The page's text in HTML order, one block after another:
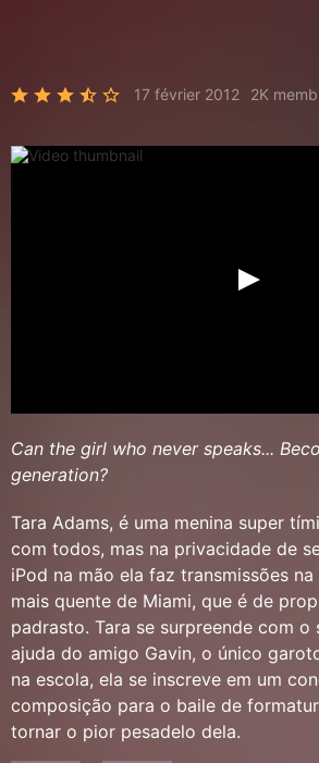
17 février 2012 2K
Can the girl who never speaks...
generation?
Tara Adams, é uma menina super
com todos, mas na privacidade de
iPod na mão ela faz transmissões
mais quente de Miami, que é de
padrasto. Tara se surpreende com o
ajuda do amigo Gavin, o único
na escola, ela se inscreve em um
composição para o baile de
tornar o pior pesadelo dela.